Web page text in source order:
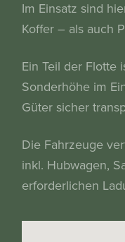
Im Einsatz sind
Koffer – als auch
Ein Teil der Flotte
Sonderhöhe im
Güter sicher
Die Fahrzeuge
inkl. Hubwagen,
erforderlichen